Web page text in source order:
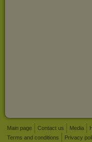
Main page Contact us Media
Terms and conditions
Privacy